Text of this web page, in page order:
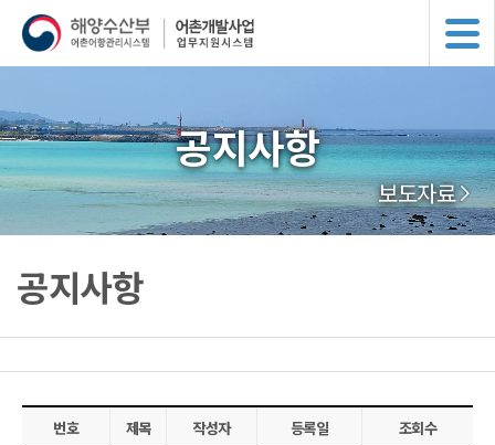
공지사항
보도자료
공지사항
번호 제목 작성자 등록일 조회수